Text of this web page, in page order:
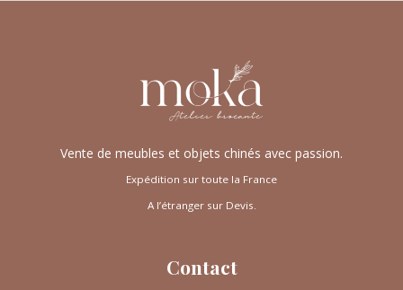
Vente de meubles et objets chinés avec passion.
Expédition sur toute la France
A l’étranger sur Devis.
Contact